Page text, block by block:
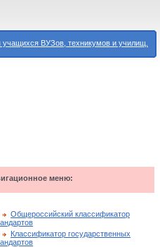
ВУЗов, техникумов и училищ.
меню:
Общероссийский классификатор
Классификатор государственных